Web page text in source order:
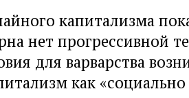
капитализма
нет прогрессивной
для варварства
как